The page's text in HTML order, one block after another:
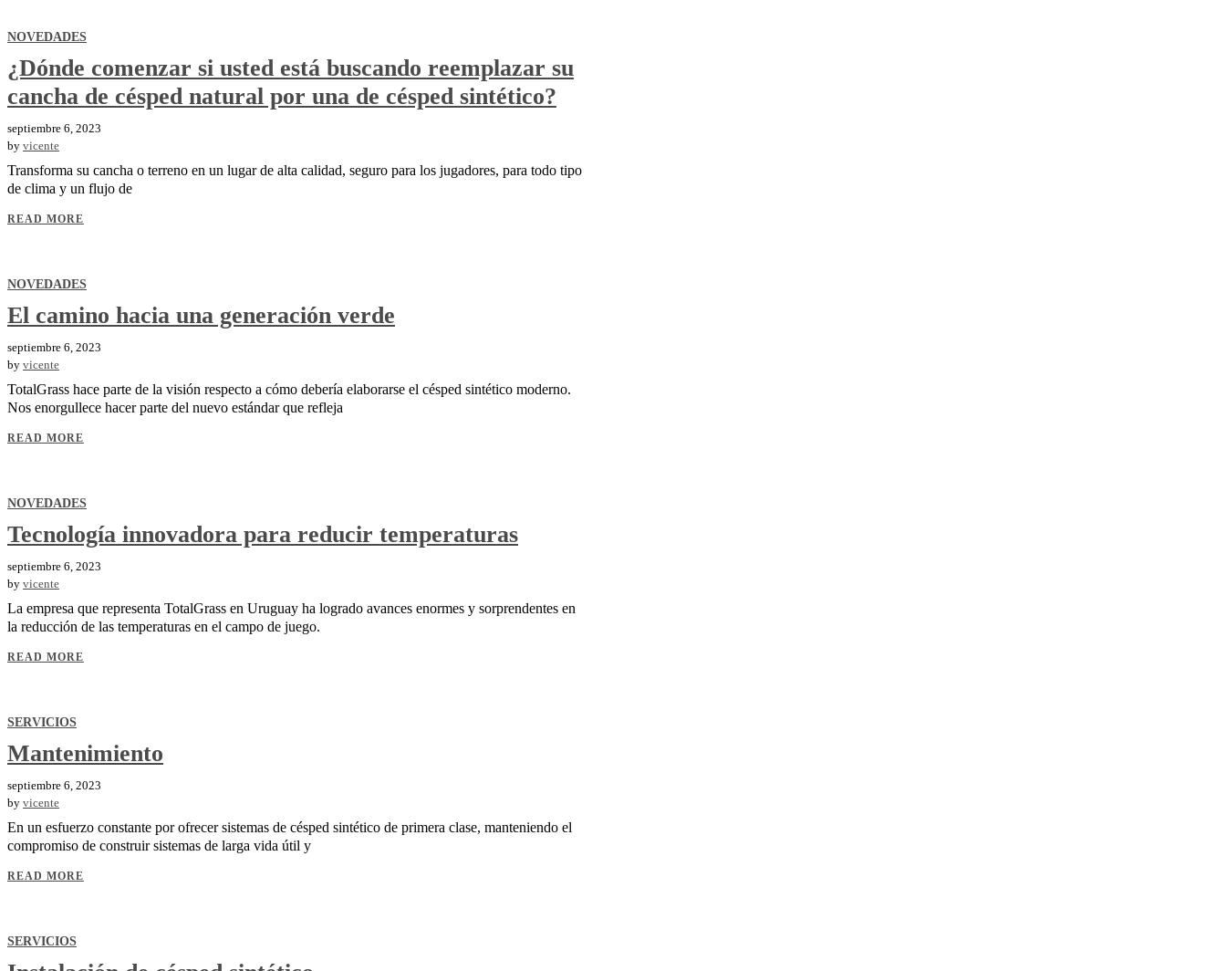
NOVEDADES
¿Dónde comenzar si usted está buscando reemplazar su
cancha de césped natural por una de césped sintético?
septiembre 6, 2023
by vicente
Transforma su cancha o terreno en un lugar de alta calidad, seguro para los jugadores, para todo tipo
de clima y un flujo de
READ MORE
NOVEDADES
El camino hacia una generación verde
septiembre 6, 2023
by vicente
TotalGrass hace parte de la visión respecto a cómo debería elaborarse el césped sintético moderno.
Nos enorgullece hacer parte del nuevo estándar que refleja
READ MORE
NOVEDADES
Tecnología innovadora para reducir temperaturas
septiembre 6, 2023
by vicente
La empresa que representa TotalGrass en Uruguay ha logrado avances enormes y sorprendentes en
la reducción de las temperaturas en el campo de juego.
READ MORE
SERVICIOS
Mantenimiento
septiembre 6, 2023
by vicente
En un esfuerzo constante por ofrecer sistemas de césped sintético de primera clase, manteniendo el
compromiso de construir sistemas de larga vida útil y
READ MORE
SERVICIOS